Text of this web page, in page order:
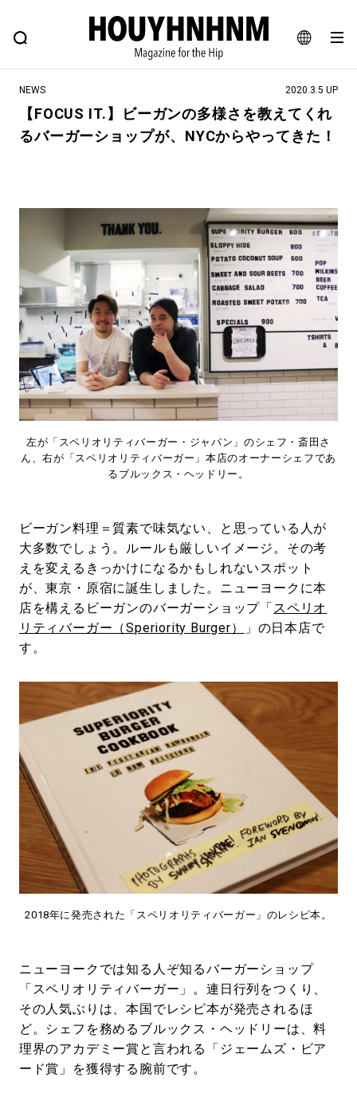
JA
EN
FEATURE BLOG SNAP
ヒップなファッション、カルチャー、ライフスタイルWEBマガジン
#NEW VINTAGE #マイナーグッド図鑑
#路地裏てぃーん。 #MONTHLY JOURNAL
#GH 銘品の所以 #フイナムのYouTube
#Commune H #FOCUS IT #AH.H
#ととけん #FASHION #MUSIC #MOVIE
#LIFESTYLE #SNEAKER #OUTDOOR
#SPORTS #HANDSOME HANDBOOK
NEWS 2020.3.5 UP
【FOCUS IT.】ビーガンの多様さを教えてくれ
るバーガーショップが、NYCからやってきた！
左が「スペリオリティバーガー・ジャパン」のシェフ・斎田さ
ん、右が「スペリオリティバーガー」本店のオーナーシェフであ
るブルックス・ヘッドリー。
ビーガン料理＝質素で味気ない、と思っている人が
大多数でしょう。ルールも厳しいイメージ。その考
えを変えるきっかけになるかもしれないスポット
が、東京・原宿に誕生しました。ニューヨークに本
店を構えるビーガンのバーガーショップ「 スペリオ
リティバーガー（Speriority Burger）
」の日本店で
す。
2018年に発売された「スペリオリティバーガー」のレシピ本。
ニューヨークでは知る人ぞ知るバーガーショップ
「スペリオリティバーガー」。連日行列をつくり、
その人気ぶりは、本国でレシピ本が発売されるほ
ど。シェフを務めるブルックス・ヘッドリーは、料
理界のアカデミー賞と言われる「ジェームズ・ビア
ード賞」を獲得する腕前です。